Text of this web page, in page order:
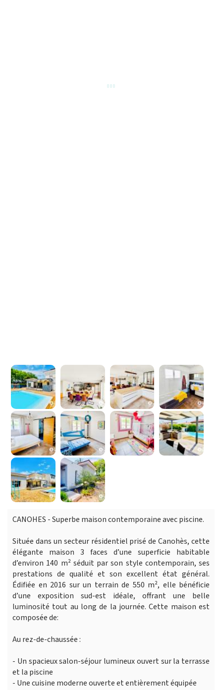
CANOHES - Superbe maison contemporaine avec piscine.
Située dans un secteur résidentiel prisé de Canohès, cette
élégante maison 3 faces d’une superficie habitable
d’environ 140 m² séduit par son style contemporain, ses
prestations de qualité et son excellent état général.
Édifiée en 2016 sur un terrain de 550 m², elle bénéficie
d’une exposition sud-est idéale, offrant une belle
luminosité tout au long de la journée. Cette maison est
composée de:
Au rez-de-chaussée :
- Un spacieux salon-séjour lumineux ouvert sur la terrasse
et la piscine
- Une cuisine moderne ouverte et entièrement équipée